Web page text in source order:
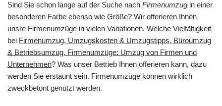
Sind Sie schon lange auf der Suche nach Firmenumzug in einer
besonderen Farbe ebenso wie Größe? Wir offerieren Ihnen
unsre Firmenumzüge in vielen Variationen. Welche Vielfältigkeit
bei Firmenumzug, Umzugskosten & Umzugstipps, Büroumzug
& Betriebsumzug, Firmenumzüge: Umzug von Firmen und
Unternehmen? Was unser Betrieb Ihnen offerieren kann, dazu
werden Sie erstaunt sein. Firmenumzüge können wirklich
zweckbetont genutzt werden.